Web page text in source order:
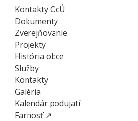
Kontakty OcÚ
Dokumenty
Zverejňovanie
Projekty
História obce
Služby
Kontakty
Galéria
Kalendár podujatí
Farnosť ↗